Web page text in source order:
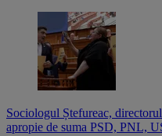
Sociologul Ștefureac,
apropie de suma PSD, PNL,